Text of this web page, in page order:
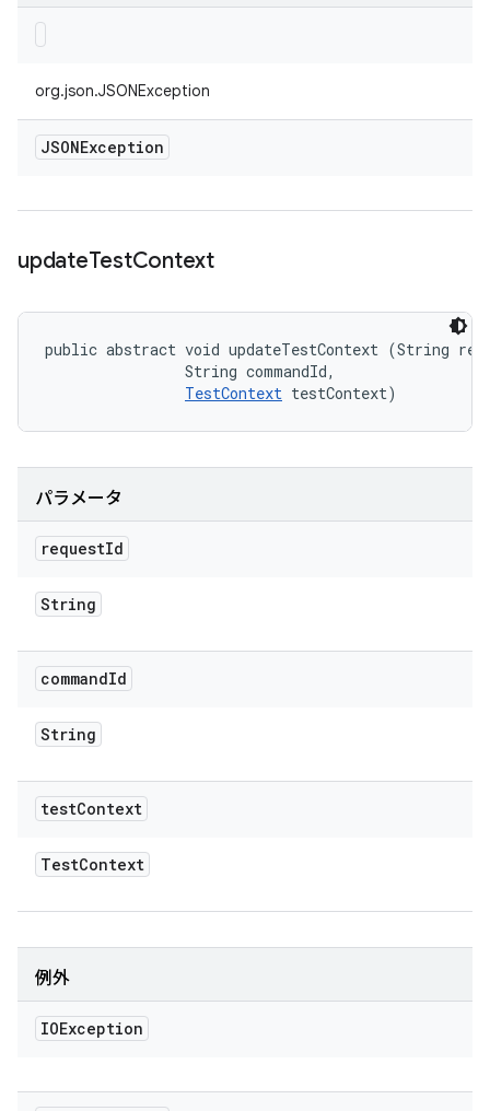
org.json.JSONException
JSONException
updateTestContext
public abstract void updateTestContext (String
                String commandId,
TestContext testContext)
パラメータ
requestId
String
commandId
String
testContext
TestContext
例外
IOException